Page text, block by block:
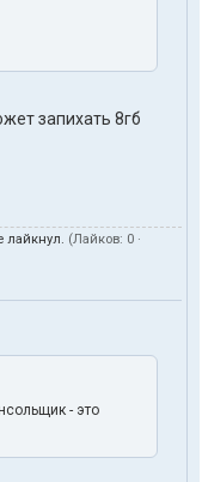
запихать 8гб
лайкнул. (Лайков: 0 ·
- это